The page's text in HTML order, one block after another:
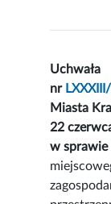
Uchwała
nr
Miasta
22
w sprawie